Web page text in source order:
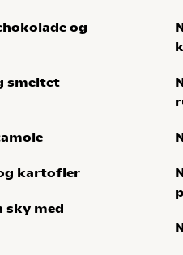
og
smeltet
kartofler
sky med